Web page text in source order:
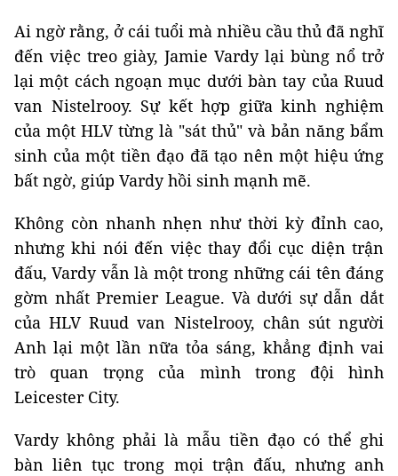
Ai ngờ rằng, ở cái tuổi mà nhiều cầu thủ đã nghĩ
đến việc treo giày, Jamie Vardy lại bùng nổ trở
lại một cách ngoạn mục dưới bàn tay của Ruud
van Nistelrooy. Sự kết hợp giữa kinh nghiệm
của một HLV từng là "sát thủ" và bản năng bẩm
sinh của một tiền đạo đã tạo nên một hiệu ứng
bất ngờ, giúp Vardy hồi sinh mạnh mẽ.
Không còn nhanh nhẹn như thời kỳ đỉnh cao,
nhưng khi nói đến việc thay đổi cục diện trận
đấu, Vardy vẫn là một trong những cái tên đáng
gờm nhất Premier League. Và dưới sự dẫn dắt
của HLV Ruud van Nistelrooy, chân sút người
Anh lại một lần nữa tỏa sáng, khẳng định vai
trò quan trọng của mình trong đội hình
Leicester City.
Vardy không phải là mẫu tiền đạo có thể ghi
bàn liên tục trong mọi trận đấu, nhưng anh